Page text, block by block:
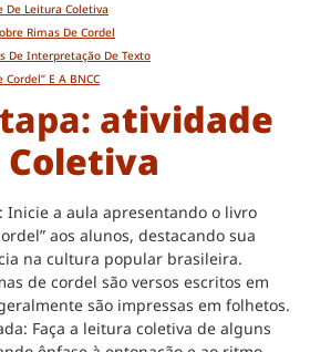
De Leitura Coletiva
Rimas De Cordel
De Interpretação De Texto
E A BNCC
atividade
Inicie a aula apresentando o livro
aos alunos, destacando sua
na cultura popular brasileira.
de cordel são versos escritos em
são impressas em folhetos.
Faça a leitura coletiva de alguns